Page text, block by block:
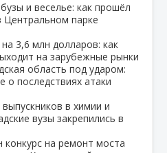
и веселье: как прошёл
Центральном парке
3,6 млн долларов: как
на зарубежные рынки
область под ударом:
о последствиях атаки
в химии и
вузы закрепились в
на ремонт моста